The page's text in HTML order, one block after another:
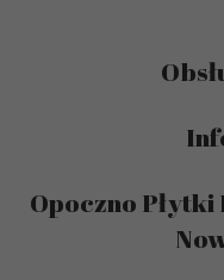
Opoczno